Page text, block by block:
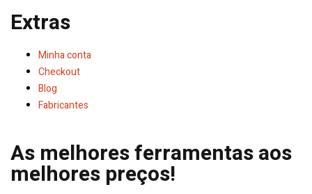
Extras
Minha conta
Checkout
Blog
Fabricantes
As melhores ferramentas aos
melhores preços!